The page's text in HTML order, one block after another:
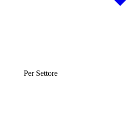
Per Settore